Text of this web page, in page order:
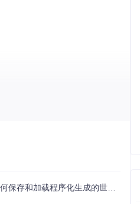
和加载程序化生成的世界状态 🎮